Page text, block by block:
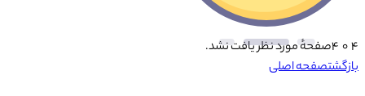
۴ ۰ ۴
صفحهٔ مورد نظر یافت نشد.
بازگشتصفحه اصلی